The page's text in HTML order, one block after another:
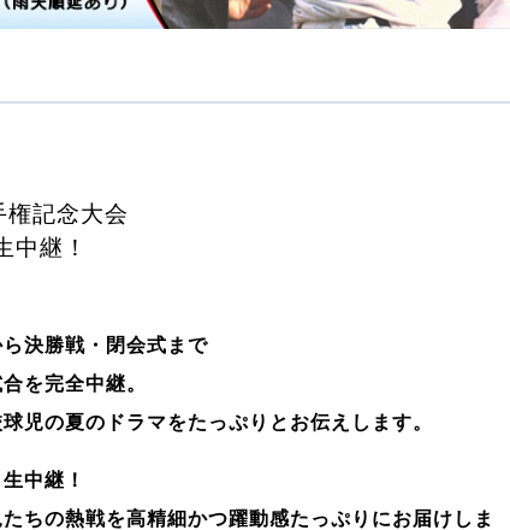
記念大会
中継！
決勝戦・閉会式まで
を完全中継。
児の夏のドラマをたっぷりとお伝えします。
中継！
ちの熱戦を高精細かつ躍動感たっぷりにお届けしま